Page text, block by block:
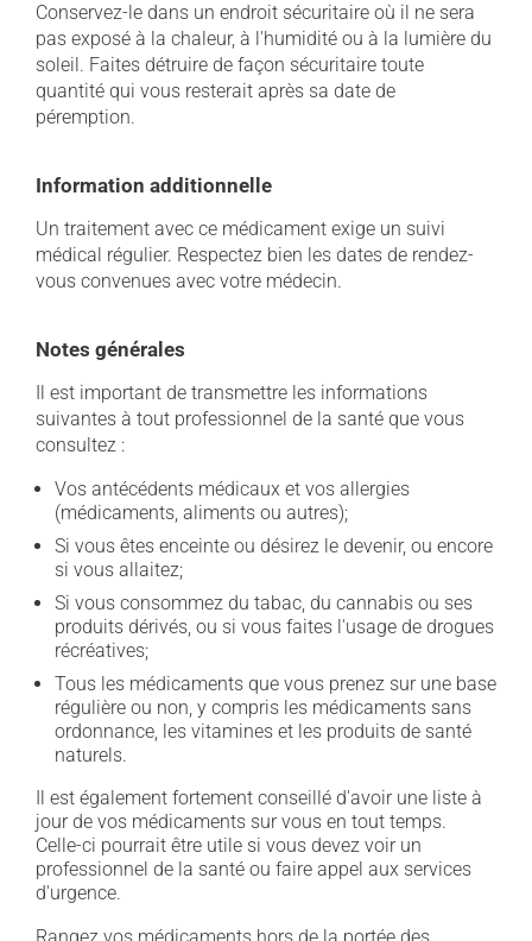
Conservez-le dans un endroit sécuritaire où il ne sera
pas exposé à la chaleur, à l'humidité ou à la lumière du
soleil. Faites détruire de façon sécuritaire toute
quantité qui vous resterait après sa date de
péremption.
Information additionnelle
Un traitement avec ce médicament exige un suivi
médical régulier. Respectez bien les dates de rendez-
vous convenues avec votre médecin.
Notes générales
Il est important de transmettre les informations
suivantes à tout professionnel de la santé que vous
consultez :
Vos antécédents médicaux et vos allergies
(médicaments, aliments ou autres);
Si vous êtes enceinte ou désirez le devenir, ou encore
si vous allaitez;
Si vous consommez du tabac, du cannabis ou ses
produits dérivés, ou si vous faites l'usage de drogues
récréatives;
Tous les médicaments que vous prenez sur une base
régulière ou non, y compris les médicaments sans
ordonnance, les vitamines et les produits de santé
naturels.
Il est également fortement conseillé d'avoir une liste à
jour de vos médicaments sur vous en tout temps.
Celle-ci pourrait être utile si vous devez voir un
professionnel de la santé ou faire appel aux services
d'urgence.